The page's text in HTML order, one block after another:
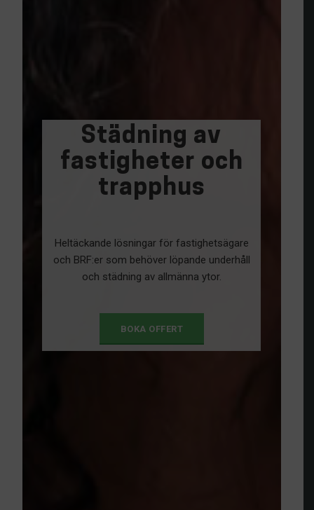
Städning av
fastigheter och
trapphus
Heltäckande lösningar för fastighetsägare
och BRF:er som behöver löpande underhåll
och städning av allmänna ytor.
BOKA OFFERT